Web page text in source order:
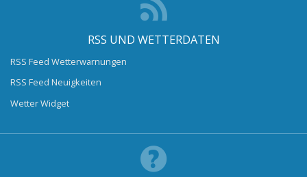
RSS UND WETTERDATEN
RSS Feed Wetterwarnungen
RSS Feed Neuigkeiten
Wetter Widget